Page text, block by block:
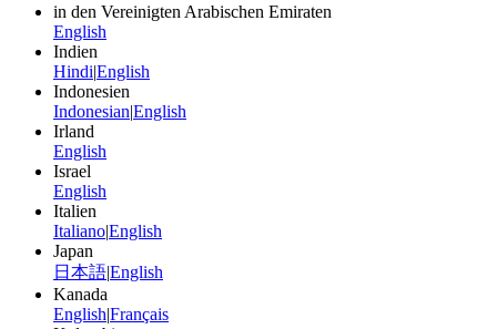
in den Vereinigten Arabischen Emiraten
English
Indien
Hindi|English
Indonesien
Indonesian|English
Irland
English
Israel
English
Italien
Italiano|English
Japan
日本語|English
Kanada
English|Français